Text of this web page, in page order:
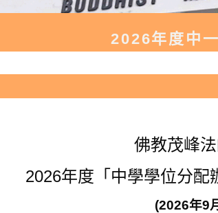
2026年度中
佛教茂峰
2026年度「中學學位分
(2026年9